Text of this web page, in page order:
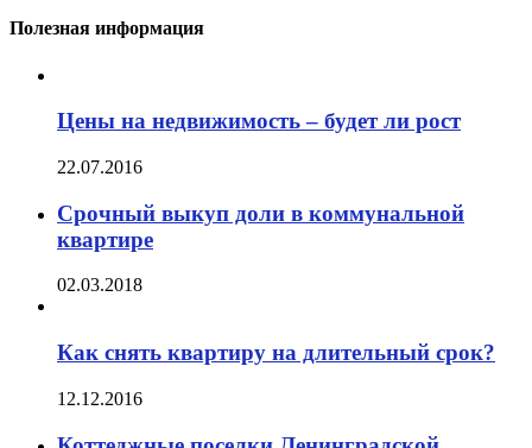
Полезная информация
Цены на недвижимость – будет ли рост
22.07.2016
Срочный выкуп доли в коммунальной
квартире
02.03.2018
Как снять квартиру на длительный срок?
12.12.2016